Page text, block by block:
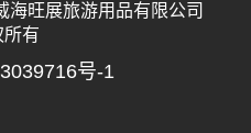
旺展旅游用品有限公司
所有
号-1